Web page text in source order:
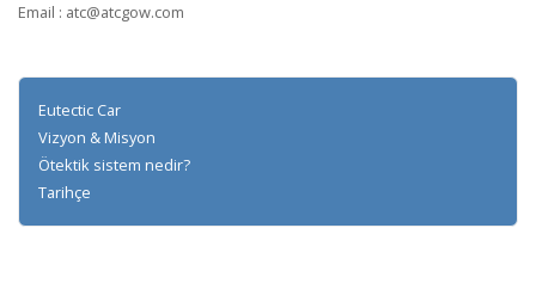
Email : atc@atcgow.com
Eutectic Car
Vizyon & Misyon
Ötektik sistem nedir?
Tarihçe